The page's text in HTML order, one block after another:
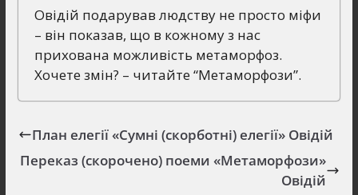
Овідій подарував людству не просто міфи
– він показав, що в кожному з нас
прихована можливість метаморфоз.
Хочете змін? – читайте “Метаморфози”.
План елегії «Сумні (скорботні) елегії» Овідій
Переказ (скорочено) поеми «Метаморфози»
Овідій